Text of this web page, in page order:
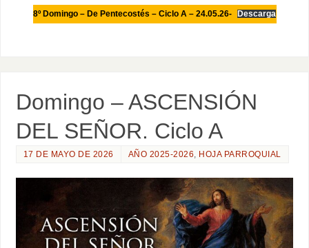
8º Domingo – De Pentecostés – Ciclo A – 24.05.26- Descarga
Domingo – ASCENSIÓN
DEL SEÑOR. Ciclo A
17 DE MAYO DE 2026 AÑO 2025-2026 HOJA PARROQUIAL